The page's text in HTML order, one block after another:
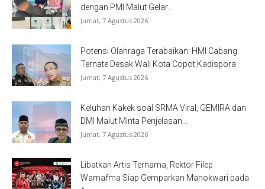
dengan PMI Malut Gelar...
Jumat, 7 Agustus 2026
Potensi Olahraga Terabaikan: HMI Cabang
Ternate Desak Wali Kota Copot Kadispora
Jumat, 7 Agustus 2026
Keluhan Kakek soal SRMA Viral, GEMIRA dan
DMI Malut Minta Penjelasan...
Jumat, 7 Agustus 2026
Libatkan Artis Ternama, Rektor Filep
Wamafma Siap Gemparkan Manokwari pada